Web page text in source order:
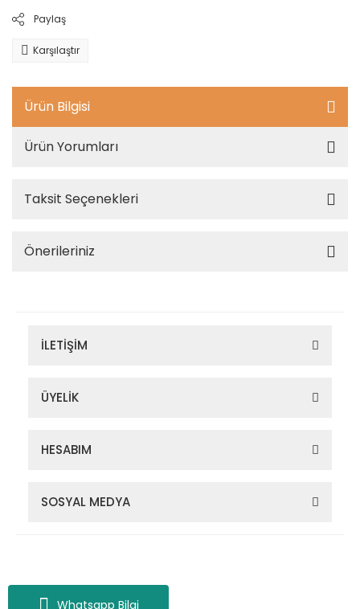
Whatsapp Bilgi
Paylaş
Karşılaştır
Ürün Bilgisi
Ürün Yorumları
Taksit Seçenekleri
Önerileriniz
İLETİŞİM
ÜYELİK
HESABIM
SOSYAL MEDYA